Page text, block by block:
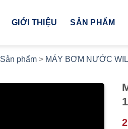
GIỚI THIỆU SẢN PHẨM
Sản phẩm > MÁY BƠM NƯỚC